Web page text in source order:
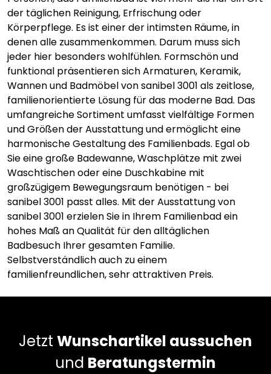
der täglichen Reinigung, Erfrischung oder
Körperpflege. Es ist einer der intimsten Räume, in
denen alle zusammenkommen. Darum muss sich
jeder hier besonders wohlfühlen. Formschön und
funktional präsentieren sich Armaturen, Keramik,
Wannen und Badmöbel von sanibel 3001 als zeitlose,
familienorientierte Lösung für das moderne Bad. Das
umfangreiche Sortiment umfasst vielfältige Formen
und Größen der Ausstattung und ermöglicht eine
harmonische Gestaltung des Familienbads. Egal ob
Sie eine große Badewanne, Waschplätze mit zwei
Waschtischen oder eine Duschkabine mit
großzügigem Bewegungsraum benötigen - bei
sanibel 3001 passt alles. Mit der Ausstattung von
sanibel 3001 erzielen Sie in Ihrem Familienbad ein
hohes Maß an Qualität für den alltäglichen
Badbesuch Ihrer gesamten Familie.
Selbstverständlich auch zu einem
familienfreundlichen, sehr attraktiven Preis.
Jetzt Wunschartikel aussuchen
und Beratungstermin